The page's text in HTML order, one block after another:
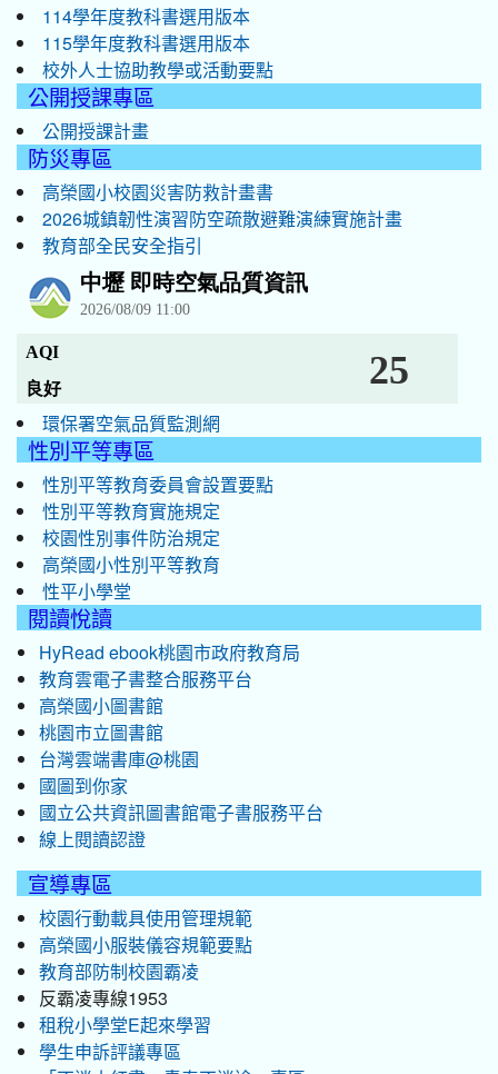
114學年度教科書選用版本
115學年度教科書選用版本
校外人士協助教學或活動要點
公開授課專區
公開授課計畫
防災專區
高榮國小校園災害防救計畫書
2026城鎮韌性演習防空疏散避難演練實施計畫
教育部全民安全指引
環保署空氣品質監測網
性別平等專區
性別平等教育委員會設置要點
性別平等教育實施規定
校園性別事件防治規定
高榮國小性別平等教育
性平小學堂
閱讀悅讀
HyRead ebook桃園市政府教育局
教育雲電子書整合服務平台
高榮國小圖書館
桃園市立圖書館
台灣雲端書庫@桃園
國圖到你家
國立公共資訊圖書館電子書服務平台
線上閱讀認證
宣導專區
校園行動載具使用管理規範
高榮國小服裝儀容規範要點
教育部防制校園霸凌
反霸凌專線1953
租稅小學堂E起來學習
學生申訴評議專區